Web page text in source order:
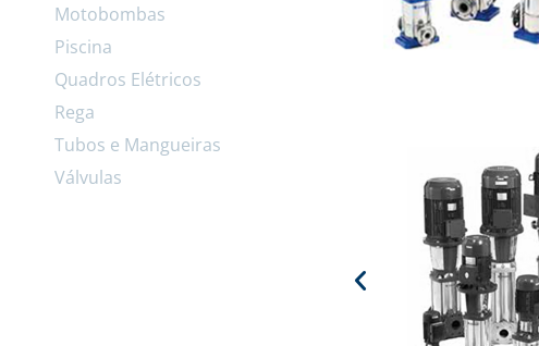
Motobombas
Piscina
Quadros Elétricos
Rega
Tubos e Mangueiras
Válvulas